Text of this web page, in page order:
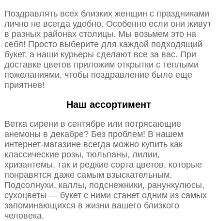
Поздравлять всех близких женщин с праздниками
лично не всегда удобно. Особенно если они живут
в разных районах столицы. Мы возьмем это на
себя! Просто выберите для каждой подходящий
букет, а наши курьеры сделают все за вас. При
доставке цветов приложим открытки с теплыми
пожеланиями, чтобы поздравление было еще
приятнее!
Наш ассортимент
Ветка сирени в сентябре или потрясающие
анемоны в декабре? Без проблем! В нашем
интернет-магазине всегда можно купить как
классические розы, тюльпаны, лилии,
хризантемы, так и редкие сорта цветов, которые
понравятся даже самым взыскательным.
Подсолнухи, каллы, подснежники, ранункулюсы,
сухоцветы — букет с ними станет одним из самых
запоминающихся в жизни вашего близкого
человека.